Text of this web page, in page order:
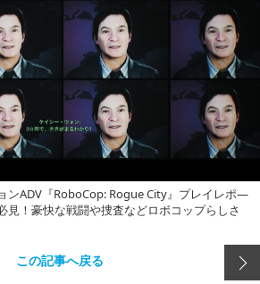
ンADV『RoboCop: Rogue City』プレイレポ―
見！豪快な戦闘や捜査などロボコップらしさ
この記事へ戻る